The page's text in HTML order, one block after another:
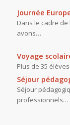
Journée
Dans le cadre
avons…
Voyage
Plus de 35
Séjour
Séjour
professionnels…